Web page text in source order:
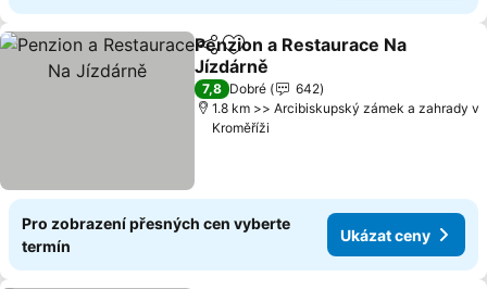
SdíletPřidat na seznam oblíbených
Penzion a Restaurace Na
Jízdárně
Ukázat ceny
7,8 Dobré
642
1.8 km >> Arcibiskupský zámek a zahrady v
Kroměříži
Pro zobrazení přesných cen vyberte
termín
Ukázat ceny